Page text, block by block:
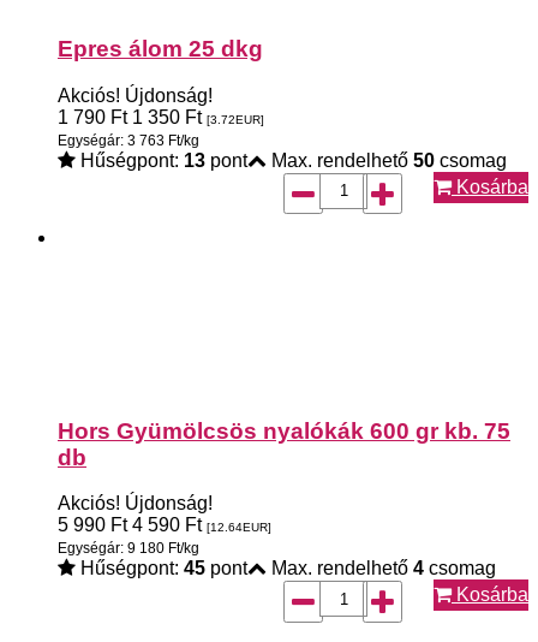
Epres álom 25 dkg
Akciós! Újdonság!
1 790 Ft 1 350 Ft [3.72EUR]
Egységár: 3 763 Ft/kg
Hűségpont: 13 pont Max. rendelhető 50 csomag
Kosárba
Hors Gyümölcsös nyalókák 600 gr kb. 75
db
Akciós! Újdonság!
5 990 Ft 4 590 Ft [12.64EUR]
Egységár: 9 180 Ft/kg
Hűségpont: 45 pont Max. rendelhető 4 csomag
Kosárba